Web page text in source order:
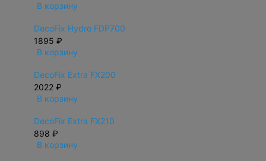
В корзину
DecoFix Hydro FDP700
1895 ₽
В корзину
DecoFix Extra FX200
2022 ₽
В корзину
DecoFix Extra FX210
898 ₽
В корзину